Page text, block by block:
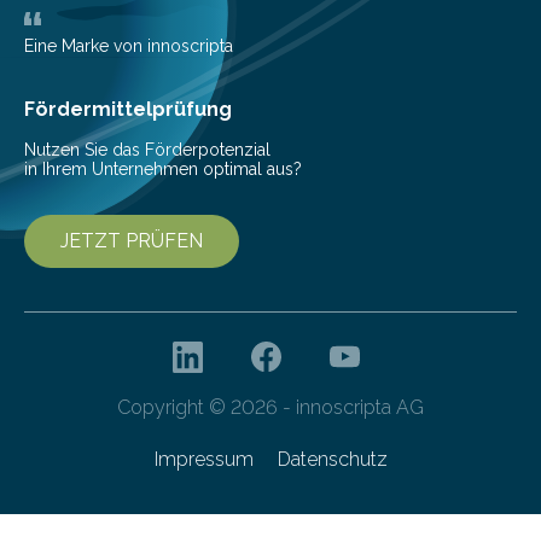
Bioökonomiestrategie mit rund 2,7 Millionen Euro.
Pestizide sind äußerst wichtig, um die globale
Ernährung zu sichern. Ohne sie besteht die weltweite
Gefahr erheblicher…
Eine Marke von innoscripta
Fördermittelprüfung
Nutzen Sie das Förderpotenzial
in Ihrem Unternehmen optimal aus?
JETZT PRÜFEN
Copyright © 2026 - innoscripta AG
Impressum Datenschutz